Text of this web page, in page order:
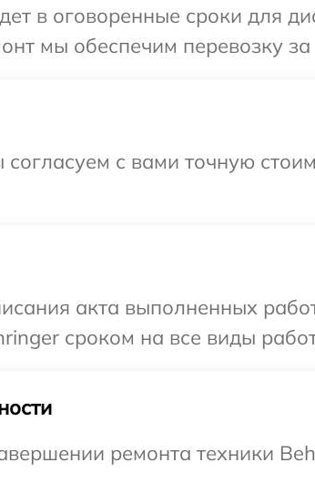
в оговоренные сроки для
мы обеспечим перевозку
с вами точную
акта выполненных
сроком на все виды
ремонта техники